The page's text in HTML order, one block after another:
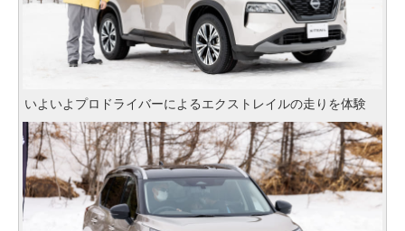
いよいよプロドライバーによるエクストレイルの走りを体験